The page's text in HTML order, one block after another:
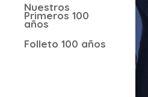
Nuestros
Primeros 100
años
Folleto 100 años